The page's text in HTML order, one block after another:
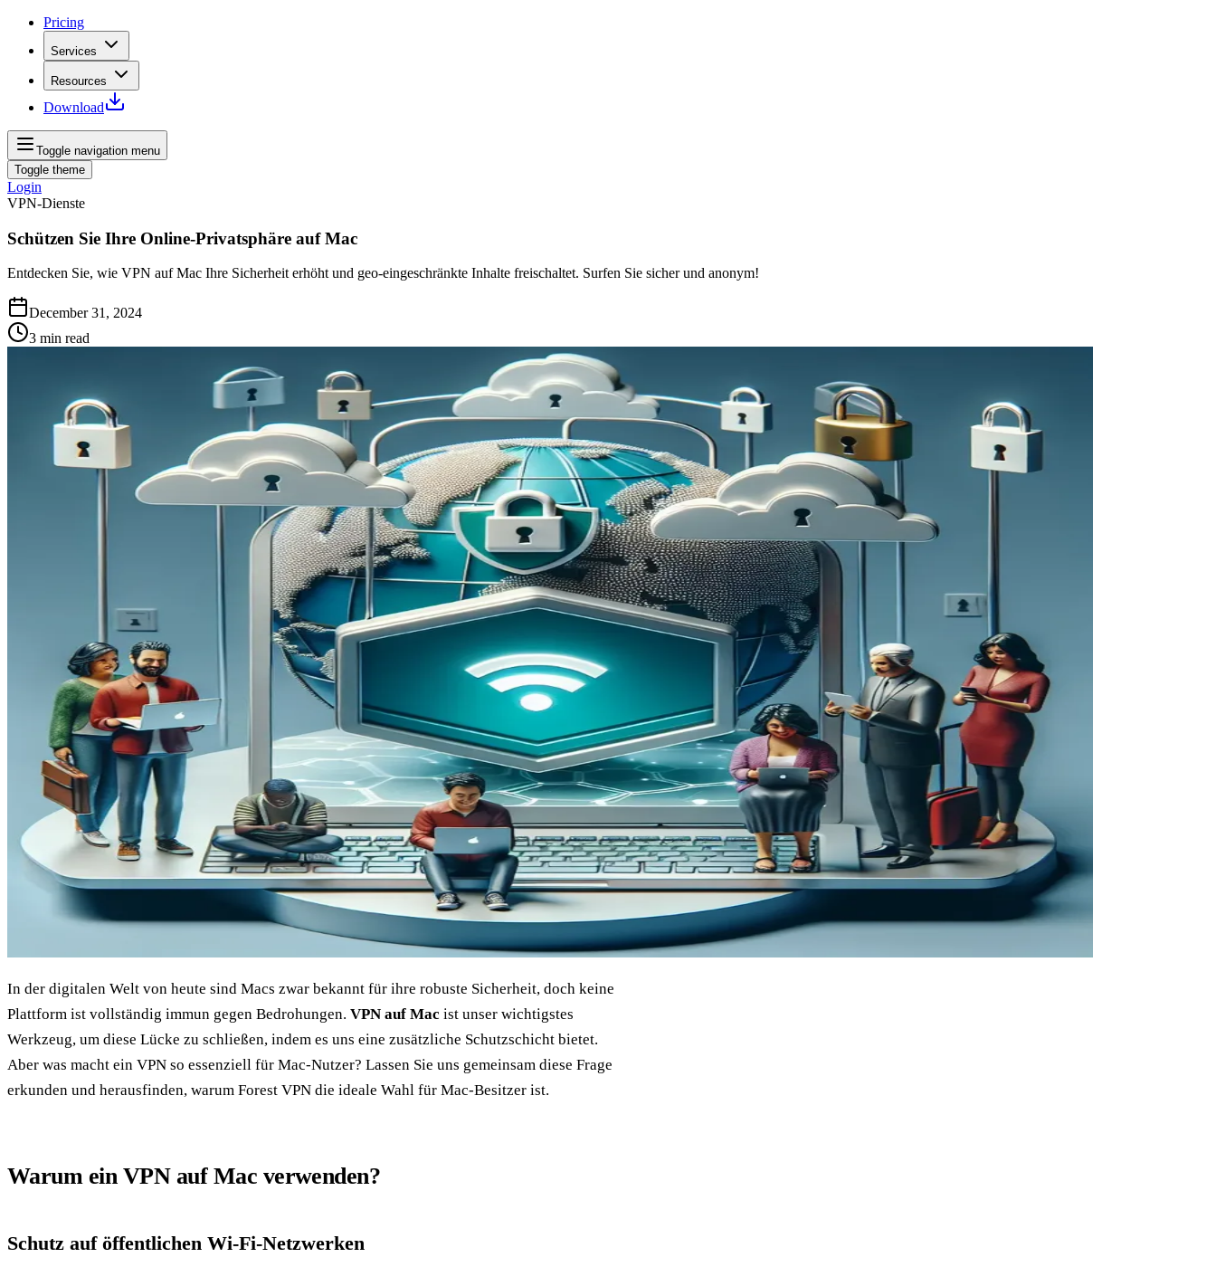
Pricing
Services
Resources
Download
Toggle navigation menu
Toggle theme
Login
VPN-Dienste
Schützen Sie Ihre Online-Privatsphäre auf Mac
Entdecken Sie, wie VPN auf Mac Ihre Sicherheit erhöht und geo-eingeschränkte Inhalte freischaltet. Surfen Sie sicher und anonym!
December 31, 2024
3 min read
In der digitalen Welt von heute sind Macs zwar bekannt für ihre robuste Sicherheit, doch keine
Plattform ist vollständig immun gegen Bedrohungen. VPN auf Mac ist unser wichtigstes
Werkzeug, um diese Lücke zu schließen, indem es uns eine zusätzliche Schutzschicht bietet.
Aber was macht ein VPN so essenziell für Mac-Nutzer? Lassen Sie uns gemeinsam diese Frage
erkunden und herausfinden, warum Forest VPN die ideale Wahl für Mac-Besitzer ist.
Warum ein VPN auf Mac verwenden?
Schutz auf öffentlichen Wi-Fi-Netzwerken